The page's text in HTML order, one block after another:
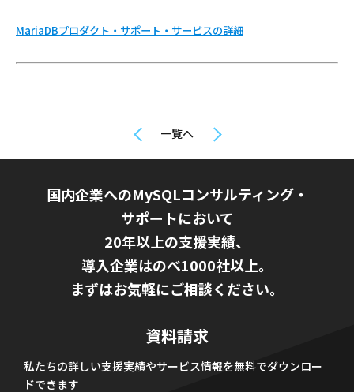
MariaDBプロダクト・サポート・サービスの詳細
一覧へ
国内企業へのMySQLコンサルティング・
サポートにおいて
20年以上の支援実績、
導入企業はのべ1000社以上。
まずはお気軽にご相談ください。
資料請求
私たちの詳しい支援実績やサービス情報を無料でダウンロー
ドできます